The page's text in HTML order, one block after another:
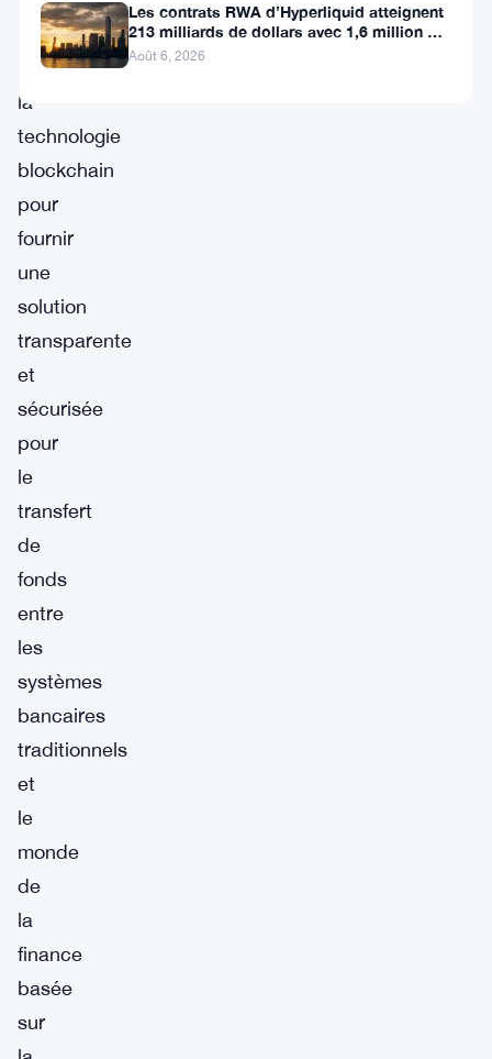
puissance
la
technologie
blockchain
pour
fournir
une
solution
transparente
et
sécurisée
pour
le
transfert
de
fonds
entre
les
systèmes
bancaires
traditionnels
et
le
monde
de
la
finance
basée
sur
Les contrats RWA d’Hyperliquid atteignent
213 milliards de dollars avec 1,6 million de
détenteurs
Août 6, 2026